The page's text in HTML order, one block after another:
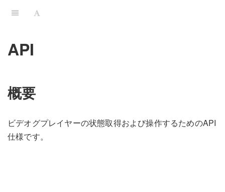
API
概要
ビデオグプレイヤーの状態取得および操作するためのAPI
仕様です。